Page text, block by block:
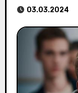
03.03.2024